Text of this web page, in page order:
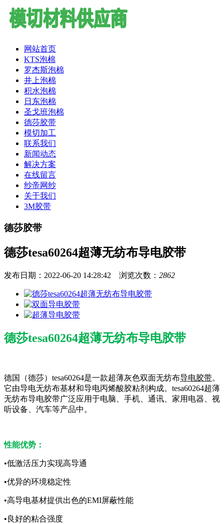
网站首页
KTS泡棉
罗杰斯泡棉
井上泡棉
积水泡棉
日东泡棉
圣戈班泡棉
德莎胶带
模切加工
联系我们
新闻动态
解决方案
在线留言
纱帝网纱
关于我们
3M胶带
德莎胶带
德莎tesa60264超薄无纺布导电胶带
发布日期：2022-06-20 14:28:42 浏览次数： 2862
德莎tesa60264超薄无纺布导电胶带
德国（德莎）tesa60264是一款超薄灰色双面无纺布导电胶带。
它由导电无纺布基材和导电丙烯酸胶粘剂构成。tesa60264超薄
无纺布导电胶带广泛应用于电脑、手机、通讯、家用电器、视
听设备、汽车等产品中。
性能优势：
•低激活压力实现高导通
•优异的环境稳定性
•高导电基材提供出色的EMI屏蔽性能
•良好的粘合强度